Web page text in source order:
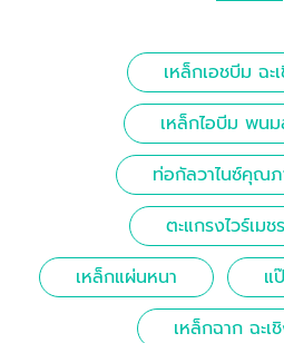
เหล็กเอชบีม ฉะ
เหล็กไอบีม พนม
ท่อกัลวาไนซ์คุณ
ตะแกรงไวร์เมช
เหล็กแผ่นหนา
แ
เหล็กฉาก ฉะเ